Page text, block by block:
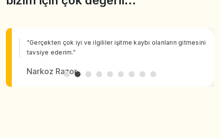
"Gerçekten çok iyi ve ilgililer işitme kaybı olanların gitmesini
tavsiye ederim."
Narkoz Razor